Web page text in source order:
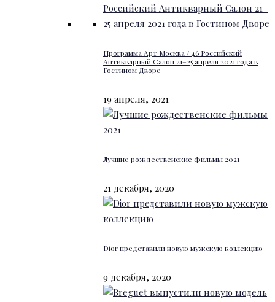
Программа Арт Москва / 46 Российский
Антикварный Салон 21–25 апреля 2021 года в
Гостином Дворе
19 апреля, 2021
Лучшие рождественские фильмы 2021
21 декабря, 2020
Dior представили новую мужскую коллекцию
9 декабря, 2020